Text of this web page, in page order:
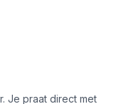
Je praat direct met